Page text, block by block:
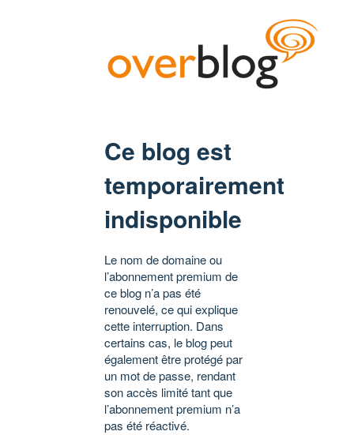
Ce blog est
temporairement
indisponible
Le nom de domaine ou
l’abonnement premium de
ce blog n’a pas été
renouvelé, ce qui explique
cette interruption. Dans
certains cas, le blog peut
également être protégé par
un mot de passe, rendant
son accès limité tant que
l’abonnement premium n’a
pas été réactivé.